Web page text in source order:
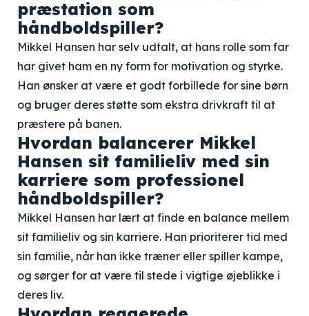
præstation som
håndboldspiller?
Mikkel Hansen har selv udtalt, at hans rolle som far
har givet ham en ny form for motivation og styrke.
Han ønsker at være et godt forbillede for sine børn
og bruger deres støtte som ekstra drivkraft til at
præstere på banen.
Hvordan balancerer Mikkel
Hansen sit familieliv med sin
karriere som professionel
håndboldspiller?
Mikkel Hansen har lært at finde en balance mellem
sit familieliv og sin karriere. Han prioriterer tid med
sin familie, når han ikke træner eller spiller kampe,
og sørger for at være til stede i vigtige øjeblikke i
deres liv.